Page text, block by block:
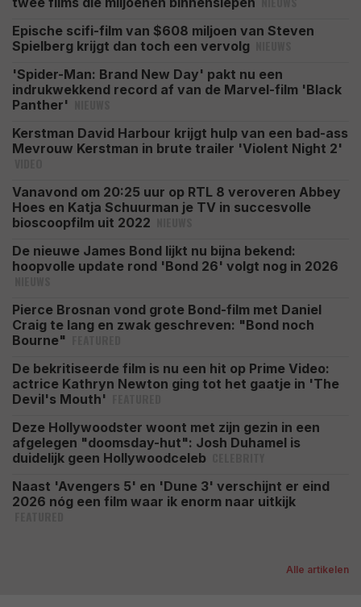
Epische scifi-film van $608 miljoen van Steven
Spielberg krijgt dan toch een vervolg
'Spider-Man: Brand New Day' pakt nu een
indrukwekkend record af van de Marvel-film 'Black
Panther'
Kerstman David Harbour krijgt hulp van een bad-ass
Mevrouw Kerstman in brute trailer 'Violent Night 2'
Vanavond om 20:25 uur op RTL 8 veroveren Abbey
Hoes en Katja Schuurman je TV in succesvolle
bioscoopfilm uit 2022
De nieuwe James Bond lijkt nu bijna bekend:
hoopvolle update rond 'Bond 26' volgt nog in 2026
Pierce Brosnan vond grote Bond-film met Daniel
Craig te lang en zwak geschreven: "Bond noch
Bourne"
De bekritiseerde film is nu een hit op Prime Video:
actrice Kathryn Newton ging tot het gaatje in 'The
Devil's Mouth'
Deze Hollywoodster woont met zijn gezin in een
afgelegen "doomsday-hut": Josh Duhamel is
duidelijk geen Hollywoodceleb
Naast 'Avengers 5' en 'Dune 3' verschijnt er eind
2026 nóg een film waar ik enorm naar uitkijk
Alle artikelen